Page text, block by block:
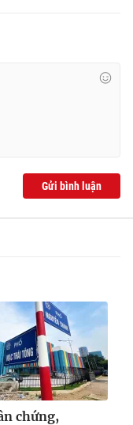
Gửi bình luận
chứng,